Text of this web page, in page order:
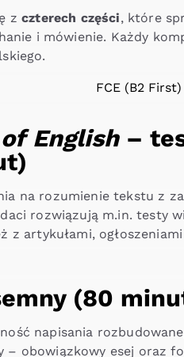
zczterech części, które
i mówienie. Każdy
English–
na rozumienie tekstu z
rozwiązują m.in. testy
z artykułami,
(80
napisania
– obowiązkowy esej oraz